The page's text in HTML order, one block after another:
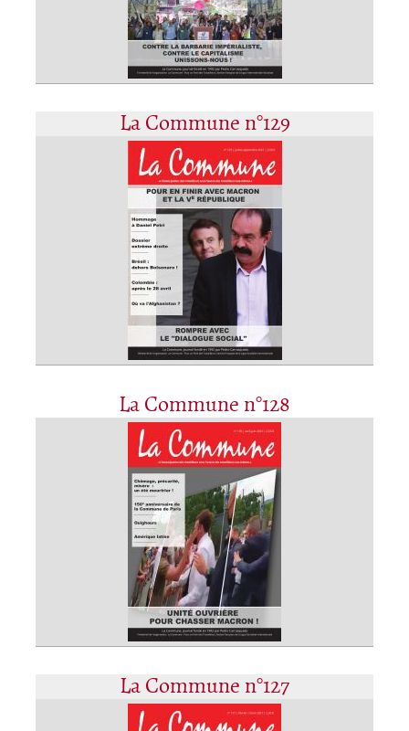
La Commune n°129
La Commune n°128
La Commune n°127